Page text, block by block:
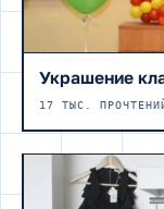
Украшение
17 ТЫС.